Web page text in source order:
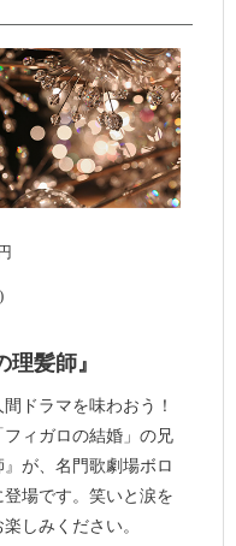
髪師』
ドラマを味わおう！
ィガロの結婚」の兄
が、名門歌劇場ボロ
場です。笑いと涙を
しみください。